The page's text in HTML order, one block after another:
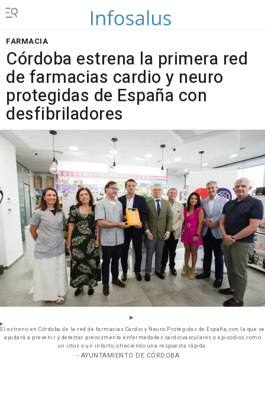
FARMACIA
Córdoba estrena la primera red
de farmacias cardio y neuro
protegidas de España con
desfibriladores
El estreno en Córdoba de la red de farmacias Cardio y Neuro Protegidas de España, con la que se
ayudará a prevenir y detectar precozmente enfermedades cardiovasculares o episodios como
un ictus o un infarto, ofreciendo una respuesta rápida.
- AYUNTAMIENTO DE CÓRDOBA